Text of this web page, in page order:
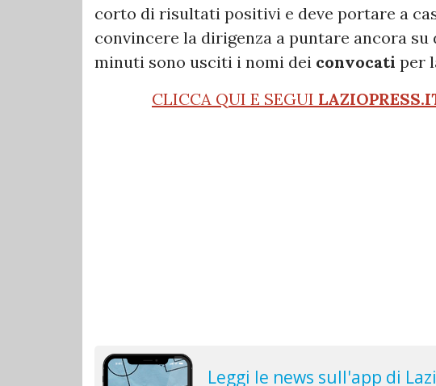
corto di risultati positivi e deve portare a
convincere la dirigenza a puntare ancora
minuti sono usciti i nomi dei convocati per
CLICCA QUI E SEGUI